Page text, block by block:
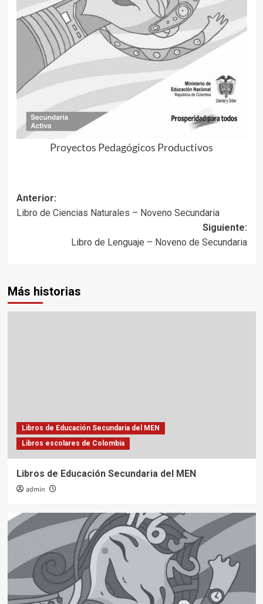
Proyectos Pedagógicos Productivos
Navegación
de
entradas
Anterior:
Libro de Ciencias Naturales – Noveno Secundaria
Siguiente:
Libro de Lenguaje – Noveno de Secundaria
Más historias
Libros de Educación Secundaria del MEN
Libros escolares de Colombia
Libros de Educación Secundaria del MEN
admin